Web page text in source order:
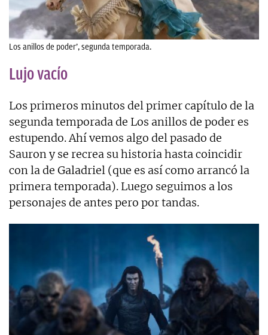
Los anillos de poder’, segunda temporada.
Lujo vacío
Los primeros minutos del primer capítulo de la
segunda temporada de Los anillos de poder es
estupendo. Ahí vemos algo del pasado de
Sauron y se recrea su historia hasta coincidir
con la de Galadriel (que es así como arrancó la
primera temporada). Luego seguimos a los
personajes de antes pero por tandas.